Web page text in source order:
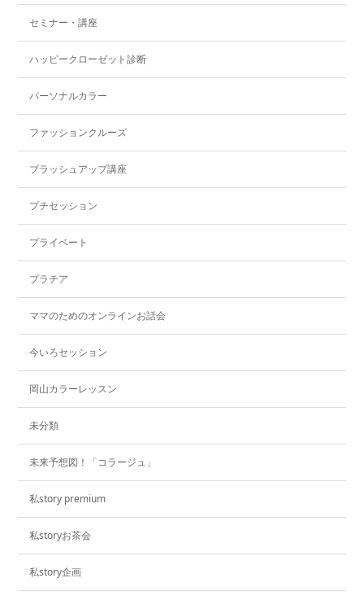
セミナー・講座
ハッピークローゼット診断
パーソナルカラー
ファッションクルーズ
ブラッシュアップ講座
プチセッション
プライベート
プラチア
ママのためのオンラインお話会
今いろセッション
岡山カラーレッスン
未分類
未来予想図！「コラージュ」
私story premium
私storyお茶会
私story企画